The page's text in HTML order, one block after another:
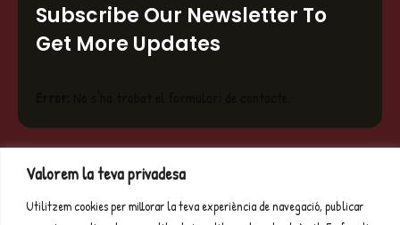
Valorem la teva privadesa
Utilitzem cookies per millorar la teva experiència de navegació, publicar
Subscribe Our Newsletter To
Get More Updates
© Copyright 2025 | Embotits Sanchez |
Terrassa